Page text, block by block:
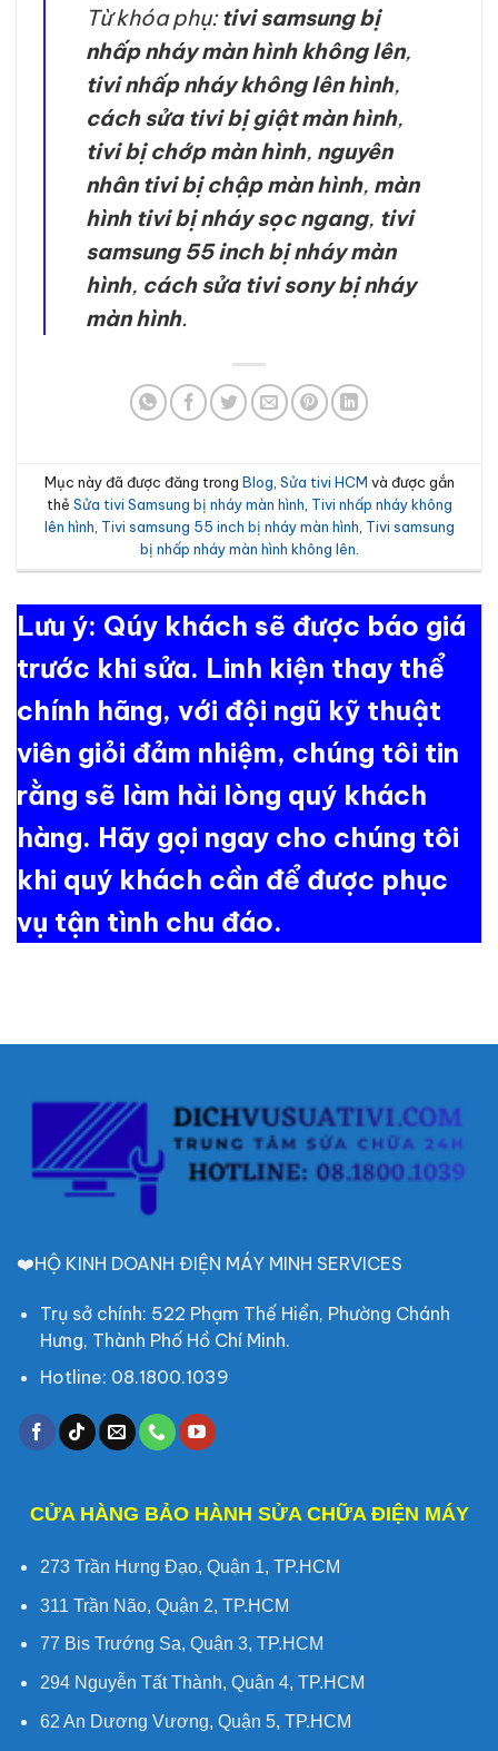
Từ khóa phụ:tivi samsung bị
nhấp nháy màn hình không lên,
tivi nhấp nháy không lên hình,
cách sửa tivi bị giật màn hình,
tivi bị chớp màn hình, nguyên
nhân tivi bị chập màn hình, màn
hình tivi bị nháy sọc ngang, tivi
samsung 55 inch bị nháy màn
hình, cách sửa tivi sony bị nháy
màn hình.
Mục này đã được đăng trong Blog Sửa tivi HCM và được gắn
thẻ Sửa tivi Samsung bị nháy màn hình Tivi nhấp nháy không
lên hình Tivi samsung 55 inch bị nháy màn hình Tivi samsung
bị nhấp nháy màn hình không lên
Lưu ý: Qúy khách sẽ được báo giá
trước khi sửa. Linh kiện thay thể
chính hãng, với đội ngũ kỹ thuật
viên giỏi đảm nhiệm, chúng tôi tin
rằng sẽ làm hài lòng quý khách
hàng. Hãy gọi ngay cho chúng tôi
khi quý khách cần để được phục
vụ tận tình chu đáo.
❤️HỘ KINH DOANH ĐIỆN MÁY MINH SERVICES
Trụ sở chính: 522 Phạm Thế Hiển, Phường Chánh
Hưng, Thành Phố Hồ Chí Minh.
Hotline: 08.1800.1039
CỬA HÀNG BẢO HÀNH SỬA CHỮA ĐIỆN MÁY
273 Trần Hưng Đạo, Quận 1, TP.HCM
311 Trần Não, Quận 2, TP.HCM
77 Bis Trướng Sa, Quận 3, TP.HCM
294 Nguyễn Tất Thành, Quận 4, TP.HCM
62 An Dương Vương, Quận 5, TP.HCM